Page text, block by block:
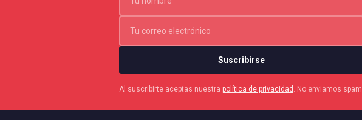
Suscribirse
Al suscribirte aceptas nuestra política de privacidad . No enviamos spam.